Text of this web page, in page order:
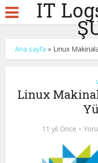
IT
Ana sayfa » Linux
Linux
11 yıl Önce